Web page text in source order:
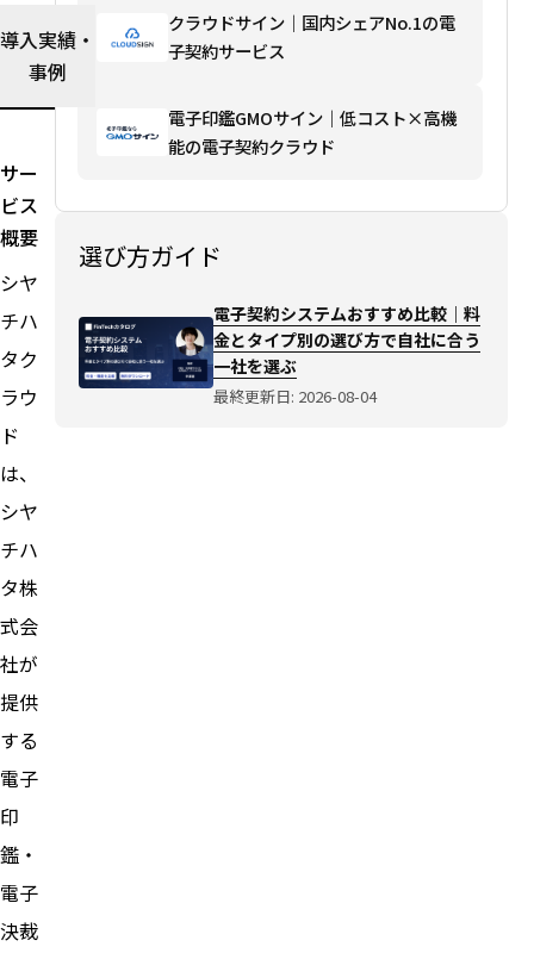
合
ぶ
方ガ
を読
む→
導入実績・
事例
サー
ビス
概要
シヤ
チハ
タク
ラウ
ド
は、
シヤ
チハ
タ株
式会
社が
提供
する
電子
印
鑑・
電子
決裁
クラウドサイン｜国内シェアNo.1の電
子契約サービス
電子印鑑GMOサイン｜低コスト×高機
能の電子契約クラウド
選び方ガイド
電子契約システムおすすめ比較｜料
金とタイプ別の選び方で自社に合う
一社を選ぶ
最終更新日: 2026-08-04